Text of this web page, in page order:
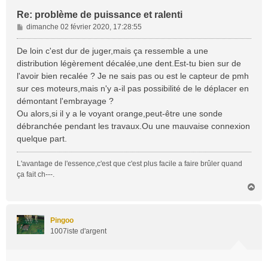
Re: problème de puissance et ralenti
M
e
s
g
e
dimanche 02 février 2020, 17:28:55
De loin c'est dur de juger,mais ça ressemble a une
distribution légèrement décalée,une dent.Est-tu bien sur de
l'avoir bien recalée ? Je ne sais pas ou est le capteur de pmh
sur ces moteurs,mais n'y a-il pas possibilité de le déplacer en
démontant l'embrayage ?
Ou alors,si il y a le voyant orange,peut-être une sonde
débranchée pendant les travaux.Ou une mauvaise connexion
quelque part.
L'avantage de l'essence,c'est que c'est plus facile a faire brûler quand
ça fait ch---.
Pingoo
1007iste d'argent